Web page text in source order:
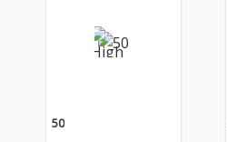
で活躍するキーボーデ
ィスト・サウンドプロ
を広げるコラボレーシ
ョン・シリーズ「アグ
50